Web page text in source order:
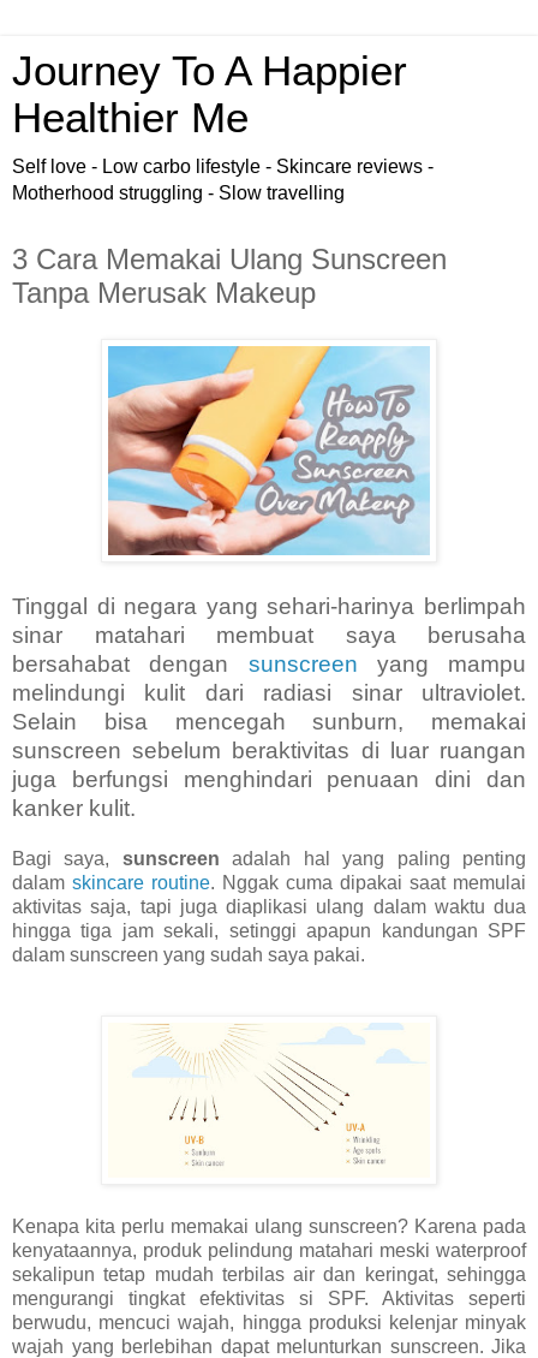
Journey To A Happier
Healthier Me
Self love - Low carbo lifestyle - Skincare reviews -
Motherhood struggling - Slow travelling
3 Cara Memakai Ulang Sunscreen
Tanpa Merusak Makeup
Tinggal di negara yang sehari-harinya berlimpah
sinar matahari membuat saya berusaha
bersahabat dengan sunscreen
yang mampu
melindungi kulit dari radiasi sinar ultraviolet.
Selain bisa mencegah sunburn, memakai
sunscreen sebelum beraktivitas di luar ruangan
juga berfungsi menghindari penuaan dini dan
kanker kulit.
Bagi saya, sunscreen adalah hal yang paling penting
dalam skincare routine. Nggak cuma dipakai saat memulai
aktivitas saja, tapi juga diaplikasi ulang dalam waktu dua
hingga tiga jam sekali, setinggi apapun kandungan SPF
dalam sunscreen yang sudah saya pakai.
Kenapa kita perlu memakai ulang sunscreen? Karena pada
kenyataannya, produk pelindung matahari meski waterproof
sekalipun tetap mudah terbilas air dan keringat, sehingga
mengurangi tingkat efektivitas si SPF. Aktivitas seperti
berwudu, mencuci wajah, hingga produksi kelenjar minyak
wajah yang berlebihan dapat melunturkan sunscreen. Jika